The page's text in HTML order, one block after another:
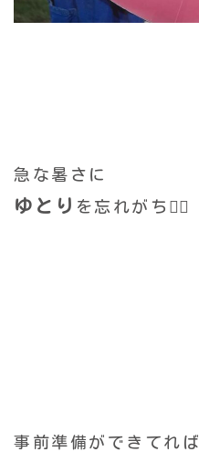
急な暑さに
ゆとり を忘れがち😮‍💨
事前準備ができてれば